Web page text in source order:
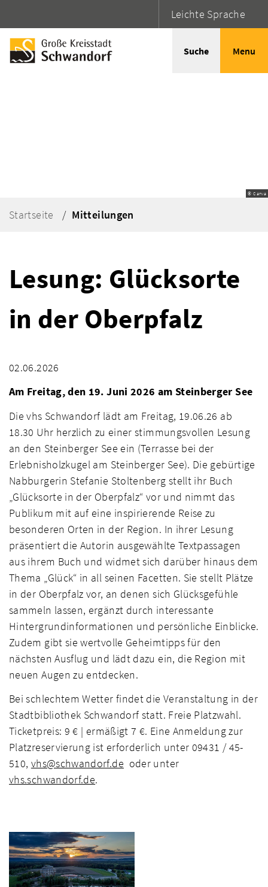
Leichte Sprache
Suche Menu
© Canva
Startseite Mitteilungen
Lesung: Glücksorte
in der Oberpfalz
02.06.2026
Am Freitag, den 19. Juni 2026 am Steinberger See
Die vhs Schwandorf lädt am Freitag, 19.06.26 ab
18.30 Uhr herzlich zu einer stimmungsvollen Lesung
an den Steinberger See ein (Terrasse bei der
Erlebnisholzkugel am Steinberger See). Die gebürtige
Nabburgerin Stefanie Stoltenberg stellt ihr Buch
„Glücksorte in der Oberpfalz“ vor und nimmt das
Publikum mit auf eine inspirierende Reise zu
besonderen Orten in der Region. In ihrer Lesung
präsentiert die Autorin ausgewählte Textpassagen
aus ihrem Buch und widmet sich darüber hinaus dem
Thema „Glück“ in all seinen Facetten. Sie stellt Plätze
in der Oberpfalz vor, an denen sich Glücksgefühle
sammeln lassen, ergänzt durch interessante
Hintergrundinformationen und persönliche Einblicke.
Zudem gibt sie wertvolle Geheimtipps für den
nächsten Ausflug und lädt dazu ein, die Region mit
neuen Augen zu entdecken.
Bei schlechtem Wetter findet die Veranstaltung in der
Stadtbibliothek Schwandorf statt. Freie Platzwahl.
Ticketpreis: 9 € | ermäßigt 7 €. Eine Anmeldung zur
Platzreservierung ist erforderlich unter 09431 / 45-
510, vhs@schwandorf.de oder unter
vhs.schwandorf.de.